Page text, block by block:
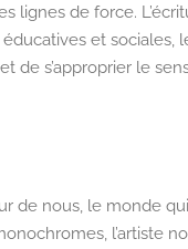
lignes de force.
et sociales,
de s’approprier le
de nous, le monde
l’artiste